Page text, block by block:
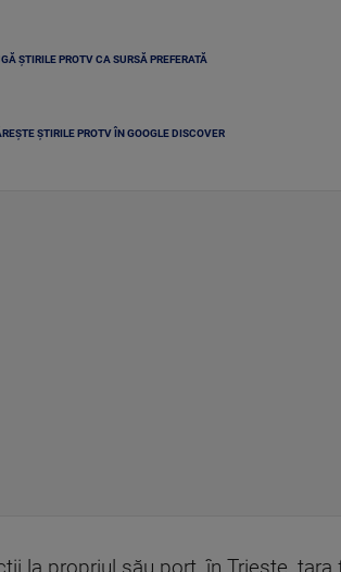
ȘTIRILE PROTV CA SURSĂ PREFERATĂ
ȘTIRILE PROTV ÎN GOOGLE DISCOVER